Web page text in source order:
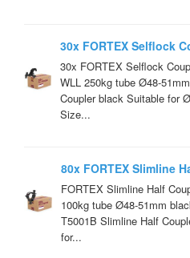
30x FORTEX Selflock
coupler WLL 250kg
black
30x FORTEX Selflock
WLL 250kg tube Ø48-
Coupler black Suitable for
Size...
80x FORTEX Slimline
truss WLL 100kg tube
FORTEX Slimline Half
100kg tube Ø48-51mm
T5001B Slimline Half
for...